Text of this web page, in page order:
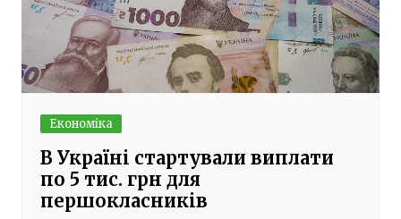
Економіка
В Україні стартували виплати
по 5 тис. грн для
першокласників